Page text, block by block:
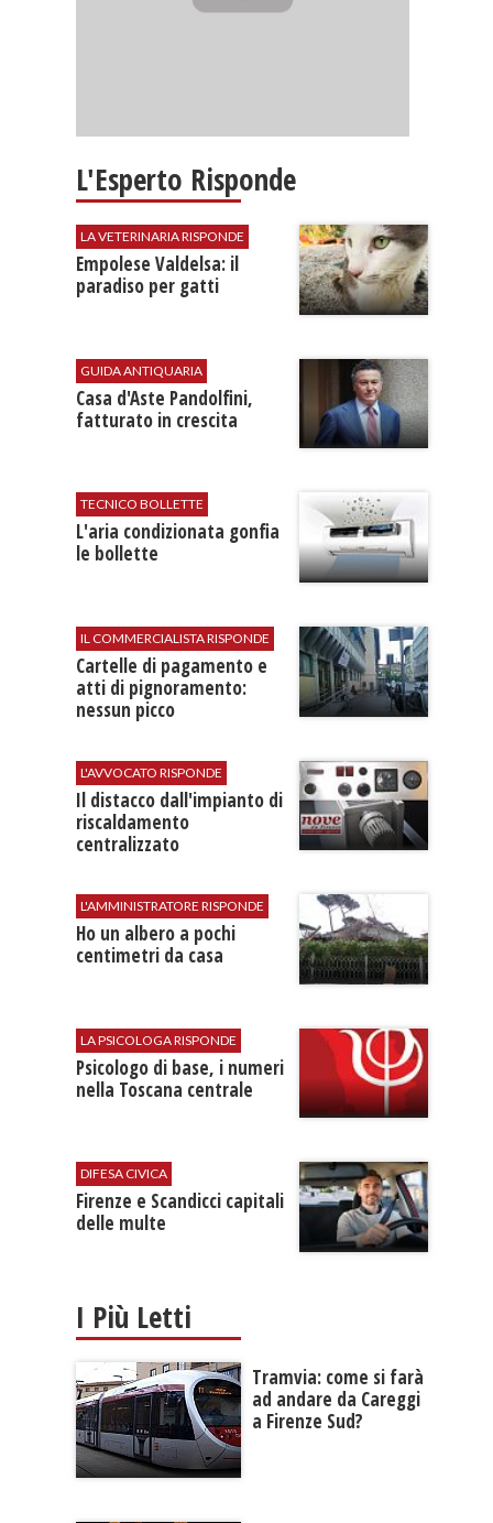
L'Esperto Risponde
LA VETERINARIA RISPONDE
Empolese Valdelsa: il
paradiso per gatti
GUIDA ANTIQUARIA
Casa d'Aste Pandolfini,
fatturato in crescita
TECNICO BOLLETTE
L'​aria condizionata gonfia
le bollette
IL COMMERCIALISTA RISPONDE
Cartelle di pagamento e
atti di pignoramento:
nessun picco
L'AVVOCATO RISPONDE
Il distacco dall'impianto di
riscaldamento
centralizzato
L'AMMINISTRATORE RISPONDE
Ho un albero a pochi
centimetri da casa
LA PSICOLOGA RISPONDE
Psicologo di base, i numeri
nella Toscana centrale
DIFESA CIVICA
Firenze e Scandicci capitali
delle multe
I Più Letti
Tramvia: come si farà
ad andare da Careggi
a Firenze Sud?